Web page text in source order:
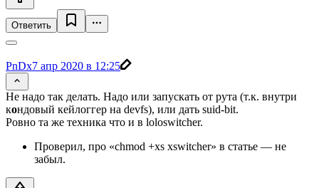
Ответить
PnDx7 апр 2020 в 12:25
Не надо так делать. Надо или запускать от рута (т.к. внутри
кондовый кейлоггер на devfs), или дать suid-bit.
Ровно та же техника что и в loloswitcher.
Проверил, про «chmod +xs xswitcher» в статье — не
забыл.